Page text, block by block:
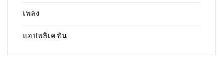
เพลง
แอปพลิเคชัน